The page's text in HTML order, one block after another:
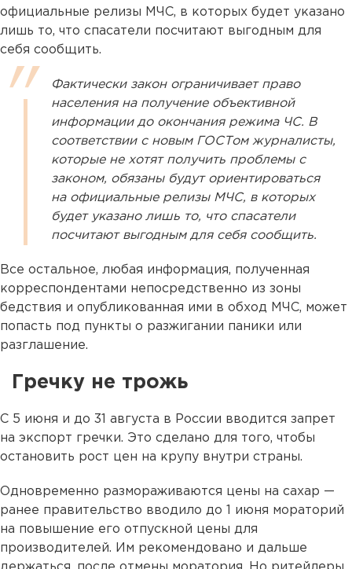
официальные релизы МЧС, в которых будет указано
лишь то, что спасатели посчитают выгодным для
себя сообщить.
Фактически закон ограничивает право
населения на получение объективной
информации до окончания режима ЧС. В
соответствии с новым ГОСТом журналисты,
которые не хотят получить проблемы с
законом, обязаны будут ориентироваться
на официальные релизы МЧС, в которых
будет указано лишь то, что спасатели
посчитают выгодным для себя сообщить.
Все остальное, любая информация, полученная
корреспондентами непосредственно из зоны
бедствия и опубликованная ими в обход МЧС, может
попасть под пункты о разжигании паники или
разглашение.
Гречку не трожь
С 5 июня и до 31 августа в России вводится запрет
на экспорт гречки. Это сделано для того, чтобы
остановить рост цен на крупу внутри страны.
Одновременно размораживаются цены на сахар —
ранее правительство вводило до 1 июня мораторий
на повышение его отпускной цены для
производителей. Им рекомендовано и дальше